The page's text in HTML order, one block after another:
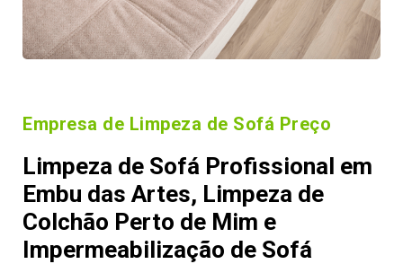
Empresa de Limpeza de Sofá Preço
Limpeza de Sofá Profissional em
Embu das Artes, Limpeza de
Colchão Perto de Mim e
Impermeabilização de Sofá